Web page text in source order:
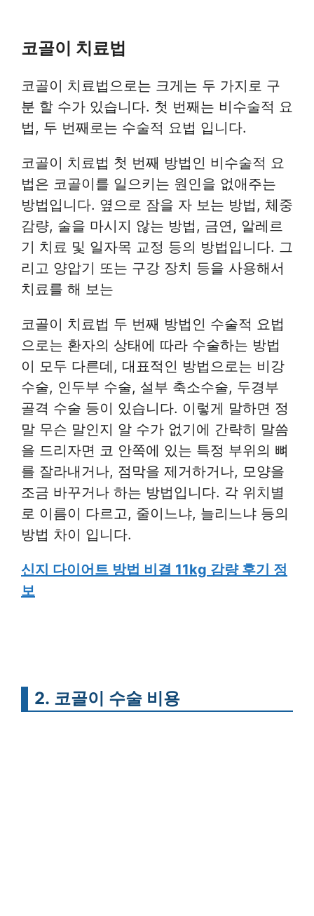
코골이 치료법
코골이 치료법으로는 크게는 두 가지로 구
분 할 수가 있습니다. 첫 번째는 비수술적 요
법, 두 번째로는 수술적 요법 입니다.
코골이 치료법 첫 번째 방법인 비수술적 요
법은 코골이를 일으키는 원인을 없애주는
방법입니다. 옆으로 잠을 자 보는 방법, 체중
감량, 술을 마시지 않는 방법, 금연, 알레르
기 치료 및 일자목 교정 등의 방법입니다. 그
리고 양압기 또는 구강 장치 등을 사용해서
치료를 해 보는
코골이 치료법 두 번째 방법인 수술적 요법
으로는 환자의 상태에 따라 수술하는 방법
이 모두 다른데, 대표적인 방법으로는 비강
수술, 인두부 수술, 설부 축소수술, 두경부
골격 수술 등이 있습니다. 이렇게 말하면 정
말 무슨 말인지 알 수가 없기에 간략히 말씀
을 드리자면 코 안쪽에 있는 특정 부위의 뼈
를 잘라내거나, 점막을 제거하거나, 모양을
조금 바꾸거나 하는 방법입니다. 각 위치별
로 이름이 다르고, 줄이느냐, 늘리느냐 등의
방법 차이 입니다.
신지 다이어트 방법 비결 11kg 감량 후기 정
보
2. 코골이 수술 비용